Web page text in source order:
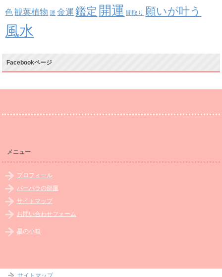
色 観葉植物 運 金運 鑑定 開運 間取り 願いが叶う
風水
Facebookページ
メニュー
プロフィール
バーバラの部屋
サイトマップ
お問い合わせフォーム
星の小箱